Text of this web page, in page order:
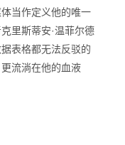
当作定义他的唯一
里斯蒂安·温菲尔德
表格都无法反驳的
流淌在他的血液